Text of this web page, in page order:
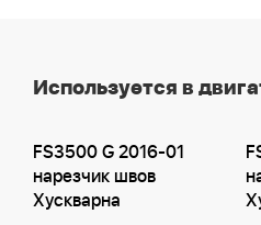
Используется в
FS3500 G 2016-01
нарезчик швов
Хускварна